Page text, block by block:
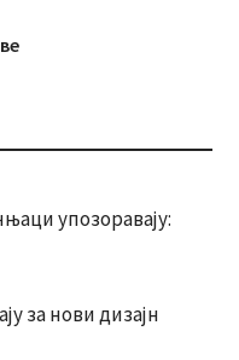
упозоравају:
за нови дизајн